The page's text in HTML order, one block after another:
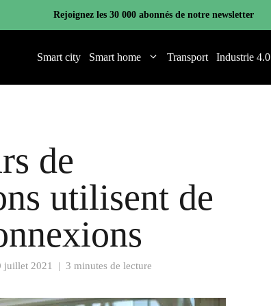
Rejoignez les 30 000 abonnés de notre newsletter
Smart city Smart home Transport Industrie 4.0
de
utilisent de
juillet 2021 | 3 minutes de lecture